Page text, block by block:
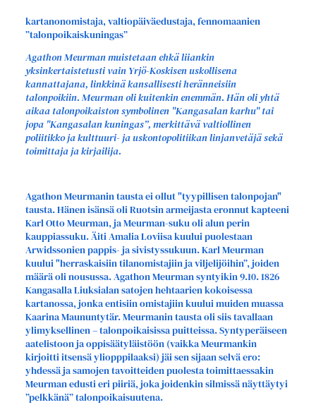
kartanonomistaja, valtiopäiväedustaja, fennomaanien
”talonpoikaiskuningas”
Agathon Meurman muistetaan ehkä liiankin
yksinkertaistetusti vain Yrjö-Koskisen uskollisena
kannattajana, linkkinä kansallisesti heränneisiin
talonpoikiin. Meurman oli kuitenkin enemmän. Hän oli yhtä
aikaa talonpoikaiston symbolinen "Kangasalan karhu" tai
jopa "Kangasalan kuningas”, merkittävä valtiollinen
poliitikko ja kulttuuri- ja uskontopolitiikan linjanvetäjä sekä
toimittaja ja kirjailija.
Agathon Meurmanin tausta ei ollut "tyypillisen talonpojan"
tausta. Hänen isänsä oli Ruotsin armeijasta eronnut kapteeni
Karl Otto Meurman, ja Meurman-suku oli alun perin
kauppiassuku. Äiti Amalia Loviisa kuului puolestaan
Arwidssonien pappis- ja sivistyssukuun. Karl Meurman
kuului "herraskaisiin tilanomistajiin ja viljelijöihin”, joiden
määrä oli nousussa. Agathon Meurman syntyikin 9.10. 1826
Kangasalla Liuksialan satojen hehtaarien kokoisessa
kartanossa, jonka entisiin omistajiin kuului muiden muassa
Kaarina Maununtytär. Meurmanin tausta oli siis tavallaan
ylimyksellinen – talonpoikaisissa puitteissa. Syntyperäiseen
aatelistoon ja oppisäätyläistöön (vaikka Meurmankin
kirjoitti itsensä yliopppilaaksi) jäi sen sijaan selvä ero:
yhdessä ja samojen tavoitteiden puolesta toimittaessakin
Meurman edusti eri piiriä, joka joidenkin silmissä näyttäytyi
”pelkkänä” talonpoikaisuutena.